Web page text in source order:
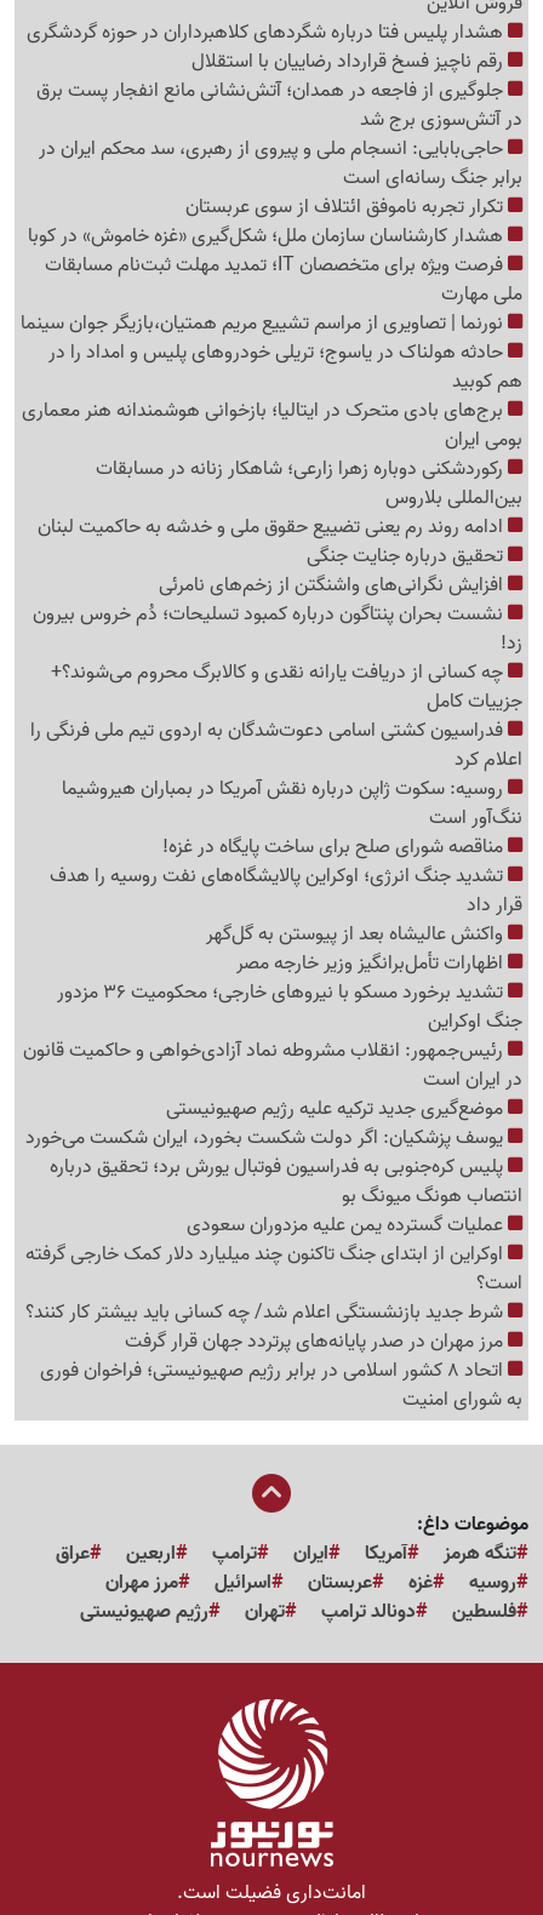
هشدار پلیس فتا درباره شگردهای کلاهبرداران در حوزه گردشگری
رقم ناچیز فسخ قرارداد رضاییان با استقلال
جلوگیری از فاجعه در همدان؛ آتش‌نشانی مانع انفجار پست برق
در آتش‌سوزی برج شد
حاجی‌بابایی: انسجام ملی و پیروی از رهبری، سد محکم ایران در
برابر جنگ رسانه‌ای است
تکرار تجربه ناموفق ائتلاف از سوی عربستان
هشدار کارشناسان سازمان ملل؛ شکل‌گیری «غزه‌ خاموش» در کوبا
فرصت ویژه برای متخصصان IT؛ تمدید مهلت ثبت‌نام مسابقات
ملی مهارت
نورنما | تصاویری از مراسم تشییع مریم همتیان،بازیگر جوان سینما
حادثه هولناک در یاسوج؛ تریلی خودروهای پلیس و امداد را در
هم کوبید
برج‌های بادی متحرک در ایتالیا؛ بازخوانی هوشمندانه هنر معماری
بومی ایران
رکوردشکنی دوباره زهرا زارعی؛ شاهکار زنانه در مسابقات
بین‌المللی بلاروس
ادامه روند رم یعنی تضییع حقوق ملی و خدشه به حاکمیت لبنان
تحقیق درباره جنایت جنگی
افزایش نگرانی‌های واشنگتن از زخم‌های نامرئی
نشست بحران پنتاگون درباره کمبود تسلیحات؛ دُم خروس بیرون
زد!
چه کسانی از دریافت یارانه نقدی و کالابرگ محروم می‌شوند؟+
جزییات کامل
فدراسیون کشتی اسامی دعوت‌شدگان به اردوی تیم ملی فرنگی را
اعلام کرد
روسیه: سکوت ژاپن درباره نقش آمریکا در بمباران هیروشیما
ننگ‌آور است
مناقصه شورای صلح برای ساخت پایگاه در غزه!
تشدید جنگ انرژی؛ اوکراین پالایشگاه‌های نفت روسیه را هدف
قرار داد
واکنش عالیشاه بعد از پیوستن به گل‌گهر
اظهارات تأمل‌برانگیز وزیر خارجه مصر
تشدید برخورد مسکو با نیروهای خارجی؛ محکومیت 36 مزدور
جنگ اوکراین
رئیس‌جمهور: انقلاب مشروطه نماد آزادی‌خواهی و حاکمیت قانون
در ایران است
موضع‌گیری جدید ترکیه علیه رژیم صهیونیستی
یوسف پزشکیان: اگر دولت شکست بخورد، ایران شکست می‌خورد
پلیس کره‌جنوبی به فدراسیون فوتبال یورش برد؛ تحقیق درباره
انتصاب هونگ میونگ بو
عملیات گسترده یمن علیه مزدوران سعودی
اوکراین از ابتدای جنگ تاکنون چند میلیارد دلار کمک خارجی گرفته
است؟
شرط جدید بازنشستگی اعلام شد/ چه کسانی باید بیشتر کار کنند؟
مرز مهران در صدر پایانه‌های پرتردد جهان قرار گرفت
اتحاد 8 کشور اسلامی در برابر رژیم صهیونیستی؛ فراخوان فوری
به شورای امنیت
موضوعات داغ:
تنگه هرمز
آمریکا ایران ترامپ اربعین
عراق
روسیه
غزه عربستان اسرائیل
مرز مهران
فلسطین
دونالد ترامپ تهران رژیم صهیونیستی
امانت‌داری فضیلت است.